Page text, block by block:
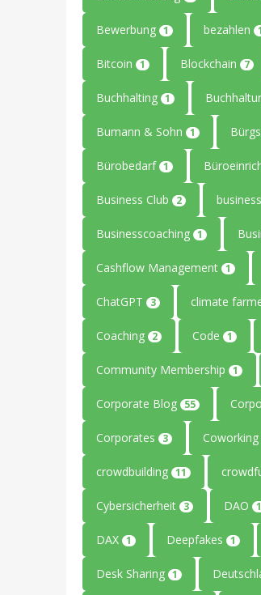
Bewerbung 1 bezahlen
Bitcoin 1 Blockchain 7
Buchhalting 1
Bumann & Sohn 1
Bürobedarf 1
Business Club 2
Businesscoaching 1
Cashflow Management 1
ChatGPT 3 climate
Coaching 2 Code 1
Community Membership 1
Corporate Blog 55
Corporates 3 Coworking
crowdbuilding 11
Cybersicherheit 3 DAO 1
DAX 1 Deepfakes 1
Desk Sharing 1